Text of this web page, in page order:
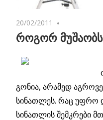
20/02/2011
როგორ
გონია, არამედ
სინათლეს. რაც უფრო
სინათლის შემკრები